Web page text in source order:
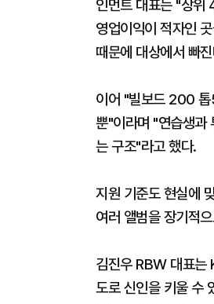
인먼트 대표는 "상위
영업이익이 적자인
때문에 대상에서 빠
이어 "빌보드 200 톱
뿐"이라며 "연습생과
는 구조"라고 했다.
지원 기준도 현실에
여러 앨범을 장기적
김진우 RBW 대표는
도로 신인을 키울 수